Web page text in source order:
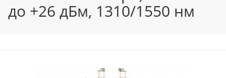
до +26 дБм, 1310/1550 нм